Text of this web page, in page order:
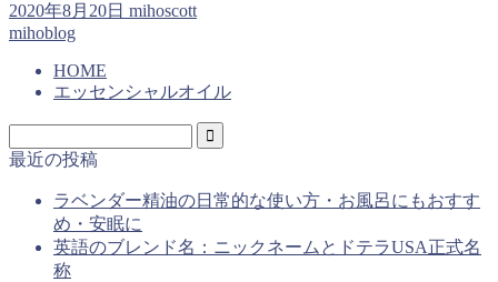
2020年8月20日 mihoscott
mihoblog
HOME
エッセンシャルオイル
最近の投稿
ラベンダー精油の日常的な使い方・お風呂にもおすす
め・安眠に
英語のブレンド名：ニックネームとドテラUSA正式名
称